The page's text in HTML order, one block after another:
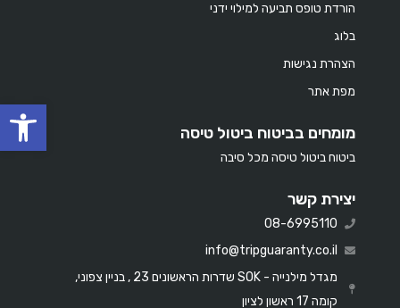
הורדת טופס תביעה למילוי ידני
בלוג
הצהרת נגישות
מפת אתר
מומחים בביטוח ביטול טיסה
ביטוח ביטול טיסה מכל סיבה
יצירת קשר
08-6995110
info@tripguaranty.co.il
מגדל מילנייה - SOK שדרות הראשונים 23 , בניין צפוני,
קומה 17 ראשון לציון